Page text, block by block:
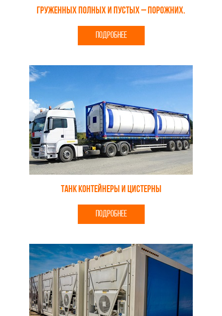
Груженных полных и пустых – порожних.
ПОДРОБНЕЕ
Танк контейнеры и цистерны
ПОДРОБНЕЕ